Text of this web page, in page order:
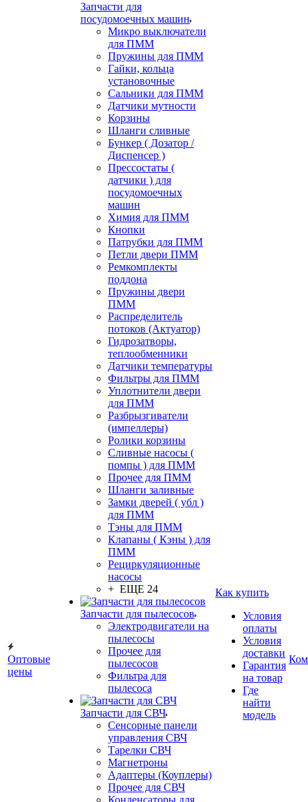
Оптовые
цены
Запчасти для
посудомоечных машин
Микро выключатели
для ПММ
Пружины для ПММ
Гайки, кольца
установочные
Сальники для ПММ
Датчики мутности
Корзины
Шланги сливные
Бункер ( Дозатор /
Диспенсер )
Прессостаты (
датчики ) для
посудомоечных
машин
Химия для ПММ
Кнопки
Патрубки для ПММ
Петли двери ПММ
Ремкомплекты
поддона
Пружины двери
ПММ
Распределитель
потоков (Актуатор)
Гидрозатворы,
теплообменники
Датчики температуры
Фильтры для ПММ
Уплотнители двери
для ПММ
Разбрызгиватели
(импеллеры)
Ролики корзины
Сливные насосы (
помпы ) для ПММ
Прочее для ПММ
Шланги заливные
Замки дверей ( убл )
для ПММ
Тэны для ПММ
Клапаны ( Кэны ) для
ПММ
Рециркуляционные
насосы
+ ЕЩЕ 24
Запчасти для пылесосов
Электродвигатели на
пылесосы
Прочее для
пылесосов
Фильтра для
пылесоса
Запчасти для СВЧ
Сенсорные панели
управления СВЧ
Тарелки СВЧ
Магнетроны
Адаптеры (Коуплеры)
Прочее для СВЧ
Конденсаторы для
Как купить
Условия
оплаты
Условия
доставки
Гарантия
на товар
Где
найти
модель